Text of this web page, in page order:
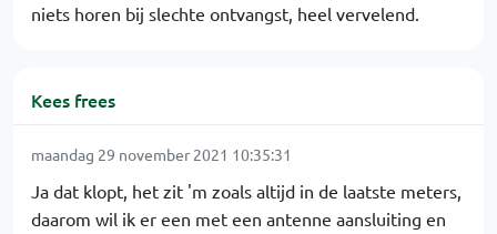
niets horen bij slechte ontvangst, heel vervelend.
Kees frees
maandag 29 november 2021 10:35:31
Ja dat klopt, het zit 'm zoals altijd in de laatste meters,
daarom wil ik er een met een antenne aansluiting en